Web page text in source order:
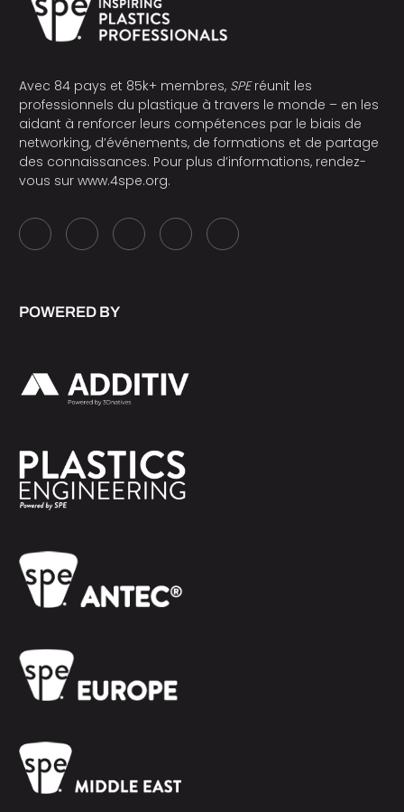
Avec 84 pays et 85k+ membres, SPEréunit les
professionnels du plastique à travers le monde – en les
aidant à renforcer leurs compétences par le biais de
networking, d’événements, de formations et de partage
des connaissances. Pour plus d’informations, rendez-
vous sur www.4spe.org.
POWERED BY